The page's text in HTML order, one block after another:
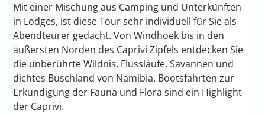
Mit einer Mischung aus Camping und Unterkünften
in Lodges, ist diese Tour sehr individuell für Sie als
Abendteurer gedacht. Von Windhoek bis in den
äußersten Norden des Caprivi Zipfels entdecken Sie
die unberührte Wildnis, Flussläufe, Savannen und
dichtes Buschland von Namibia. Bootsfahrten zur
Erkundigung der Fauna und Flora sind ein Highlight
der Caprivi.